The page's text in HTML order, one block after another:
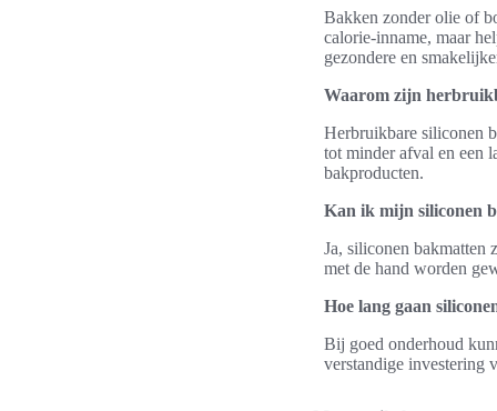
Bakken zonder olie of
calorie-inname, maar
gezondere en
Waarom zijn
Herbruikbare siliconen
tot minder afval en een
bakproducten.
Kan ik mijn siliconen
Ja, siliconen bakmatten
met de hand worden
Hoe lang gaan
Bij goed onderhoud
verstandige investering